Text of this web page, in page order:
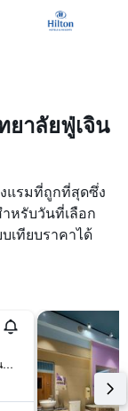
าลัยฟู่เจิน
แรมที่ถูกที่สุดซึ่ง
หรับวันที่เลือก
เทียบราคาได้
No.60, Daguan St, เขตซินจวง, ไต้หวัน